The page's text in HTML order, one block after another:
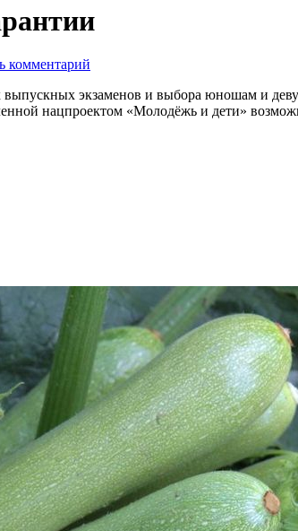
комментарий
экзаменов и выбора юношам и
нацпроектом «Молодёжь и дети»